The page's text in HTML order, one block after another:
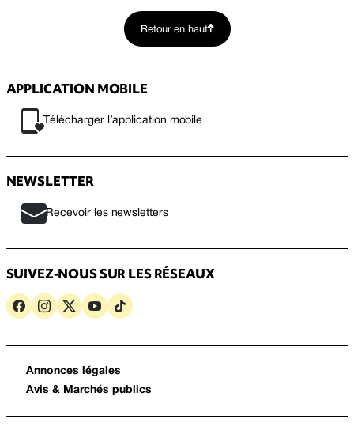
Retour en haut
APPLICATION MOBILE
Télécharger l’application mobile
NEWSLETTER
Recevoir les newsletters
SUIVEZ-NOUS SUR LES RÉSEAUX
Annonces légales
Avis & Marchés publics